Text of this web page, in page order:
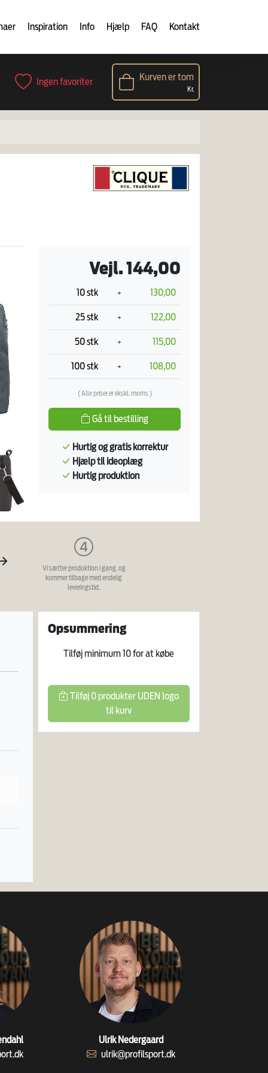
Inspiration Info Hjælp FAQ Kontakt
Ingen favoriter Kurven er tom
Kr.
Vejl. 144,00
10 stk 130,00
25 stk 122,00
50 stk 115,00
100 stk 108,00
( Alle priser er ekskl. moms )
Gå til bestilling
Hurtig og gratis korrektur
Hjælp til ideoplæg
Hurtig produktion
Vi sætter produktion i gang, og
kommer tilbage med endelig
leveringstid.
Opsummering
Tilføj minimum10for at købe
Tilføj 0 produkter UDEN logo
til kurv
Ulrik Nedergaard
ulrik@profilsport.dk